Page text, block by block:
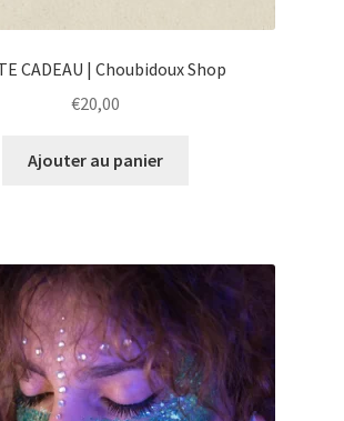
CADEAU | Choubidoux Shop
€20,00
Ajouter au panier